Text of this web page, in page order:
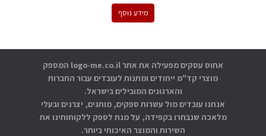
מידע נוסף
אתוס עסקים מפעילה את אתר logo-me.co.il המספק
מוצרי קד"מ ייחודים ומתנות לעובדים עבור החברות
והארגונים המובילים בישראל.
אנחנו עובדים מול עשרות ספקים, מותגים, יצרנים ובעלי
מלאכה שנבחרו בקפידה, על מנת לספק ללקוחותינו את
השירות והמוצר האיכותי ביותר.